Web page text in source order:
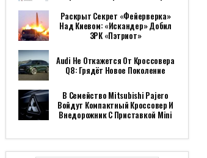
Раскрыт Секрет «фейерверка»
Над Киевом: «Искандер» Добил
ЗРК «Пэтриот»
Audi Не Откажется От Кроссовера
Q8: Грядёт Новое Поколение
В Семейство Mitsubishi Pajero
Войдут Компактный Кроссовер И
Внедорожник С Приставкой Mini